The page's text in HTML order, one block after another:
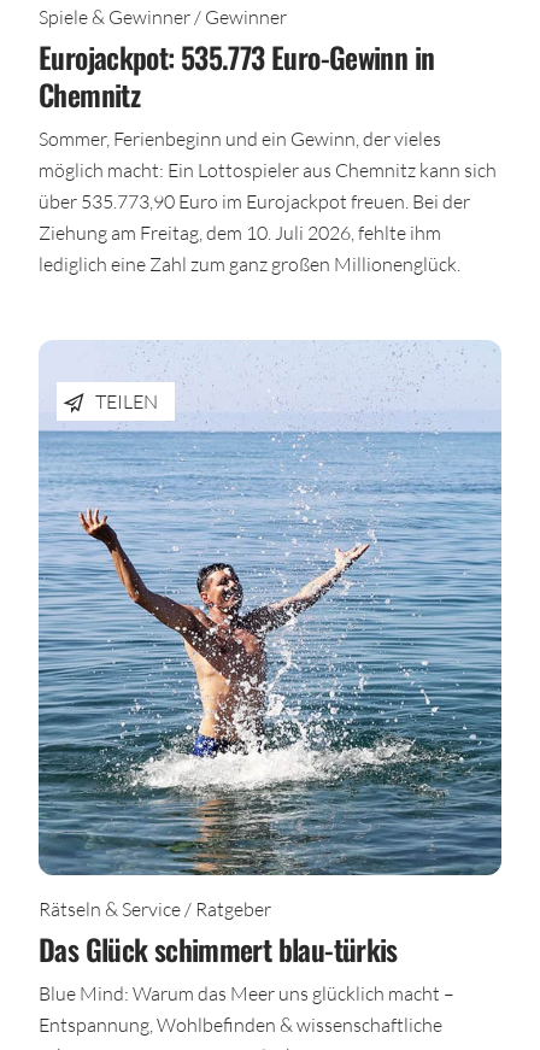
Spiele & Gewinner / Gewinner
Eurojackpot: 535.773 Euro-Gewinn in
Chemnitz
Sommer, Ferienbeginn und ein Gewinn, der vieles
möglich macht: Ein Lottospieler aus Chemnitz kann sich
über 535.773,90 Euro im Eurojackpot freuen. Bei der
Ziehung am Freitag, dem 10. Juli 2026, fehlte ihm
lediglich eine Zahl zum ganz großen Millionenglück.
TEILEN
Rätseln & Service / Ratgeber
Das Glück schimmert blau-türkis
Blue Mind: Warum das Meer uns glücklich macht –
Entspannung, Wohlbefinden & wissenschaftliche